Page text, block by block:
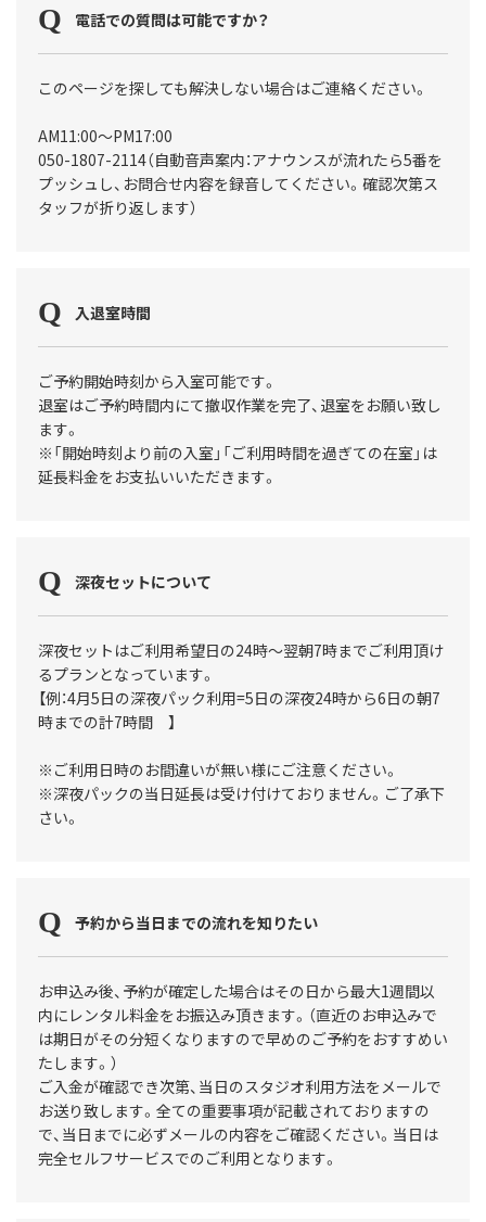
電話での質問は可能ですか？
このページを探しても解決しない場合はご連絡ください。
AM11:00〜PM17:00
050-1807-2114（自動音声案内：アナウンスが流れたら5番を
プッシュし、お問合せ内容を録音してください。確認次第ス
タッフが折り返します）
入退室時間
ご予約開始時刻から入室可能です。
退室はご予約時間内にて撤収作業を完了、退室をお願い致し
ます。
※「開始時刻より前の入室」「ご利用時間を過ぎての在室」は
延長料金をお支払いいただきます。
深夜セットについて
深夜セットはご利用希望日の24時〜翌朝7時までご利用頂け
るプランとなっています。
【例：4月5日の深夜パック利用=5日の深夜24時から6日の朝7
時までの計7時間 】
※ご利用日時のお間違いが無い様にご注意ください。
※深夜パックの当日延長は受け付けておりません。ご了承下
さい。
予約から当日までの流れを知りたい
お申込み後、予約が確定した場合はその日から最大1週間以
内にレンタル料金をお振込み頂きます。（直近のお申込みで
は期日がその分短くなりますので早めのご予約をおすすめい
たします。）
ご入金が確認でき次第、当日のスタジオ利用方法をメールで
お送り致します。全ての重要事項が記載されておりますの
で、当日までに必ずメールの内容をご確認ください。当日は
完全セルフサービスでのご利用となります。